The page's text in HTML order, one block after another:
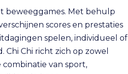
beweeggames. Met behulp
scores en prestaties
spelen, individueel of
Chi richt zich op zowel
van sport,